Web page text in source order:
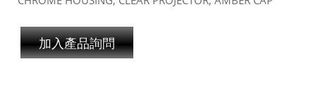
加入產品詢問